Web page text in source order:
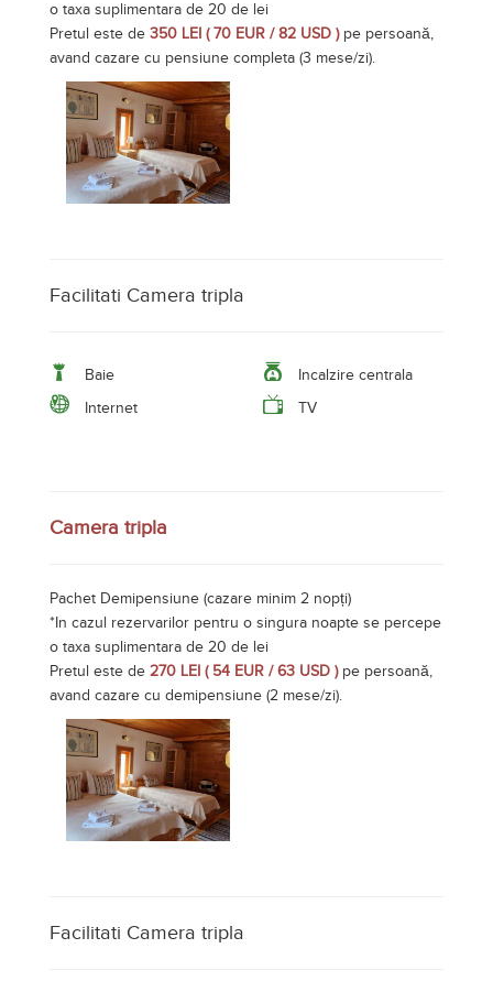
o taxa suplimentara de 20 de lei
Pretul este de 350 LEI ( 70 EUR / 82 USD )pe persoană,
avand cazare cu pensiune completa (3 mese/zi).
Facilitati Camera tripla
Baie
Incalzire centrala
Internet
TV
Camera tripla
Pachet Demipensiune (cazare minim 2 nopți)
*In cazul rezervarilor pentru o singura noapte se percepe
o taxa suplimentara de 20 de lei
Pretul este de 270 LEI ( 54 EUR / 63 USD )pe persoană,
avand cazare cu demipensiune (2 mese/zi).
Facilitati Camera tripla